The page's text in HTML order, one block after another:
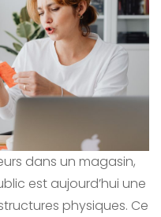
dans un magasin,
est aujourd’hui une
physiques. Ce